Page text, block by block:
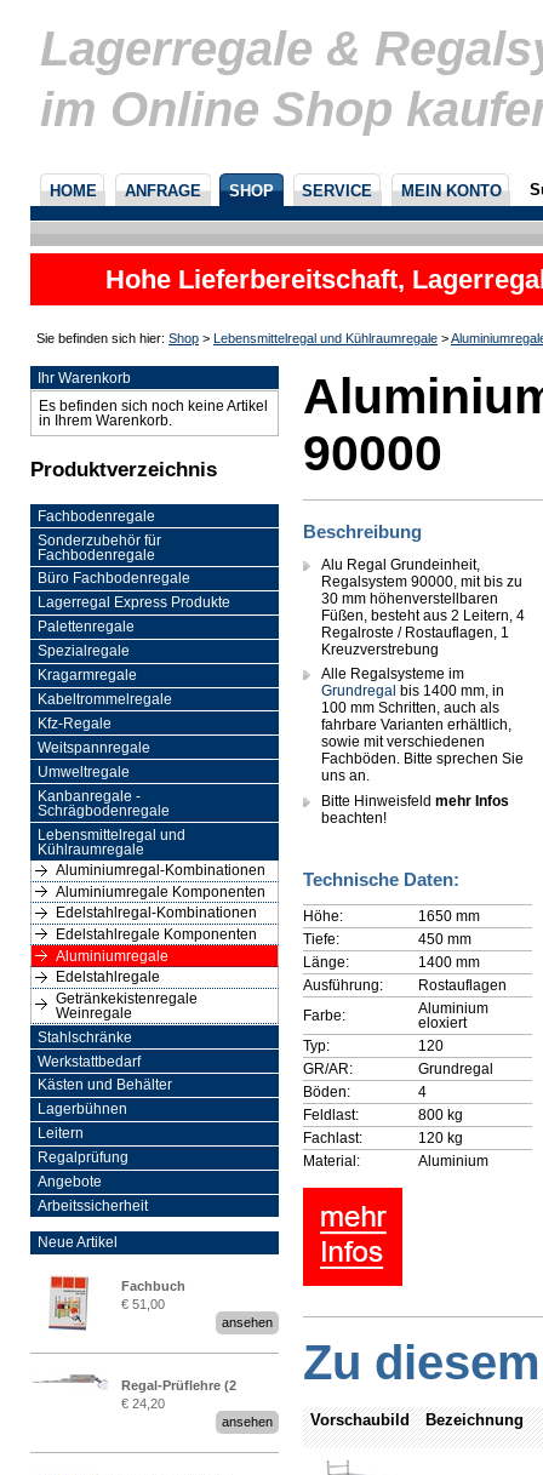
Lagerregale &
im Online Shop
HOME ANFRAGE SHOP SERVICE MEIN KONTO
Hohe Lieferbereitschaft,
nicht
Sie befinden sich hier: Shop > Lebensmittelregal und Kühlraumregale >
Ihr Warenkorb
Es befinden sich noch keine Artikel
in Ihrem Warenkorb.
Produktverzeichnis
Fachbodenregale
Sonderzubehör für
Fachbodenregale
Büro Fachbodenregale
Lagerregal Express Produkte
Palettenregale
Spezialregale
Kragarmregale
Kabeltrommelregale
Kfz-Regale
Weitspannregale
Umweltregale
Kanbanregale -
Schrägbodenregale
Lebensmittelregal und
Kühlraumregale
Aluminiumregal-Kombinationen
Aluminiumregale Komponenten
Edelstahlregal-Kombinationen
Edelstahlregale Komponenten
Aluminiumregale
Edelstahlregale
Getränkekistenregale
Weinregale
Stahlschränke
Werkstattbedarf
Kästen und Behälter
Lagerbühnen
Leitern
Regalprüfung
Angebote
Arbeitssicherheit
Neue Artikel
Fachbuch
„Regalprüfung nach DIN
€ 51,00
ansehen
Regal-Prüflehre (2
Stück)
€ 24,20
ansehen
90000
Beschreibung
Alu Regal Grundeinheit,
Regalsystem 90000, mit bis zu
30 mm höhenverstellbaren
Füßen, besteht aus 2 Leitern, 4
Regalroste / Rostauflagen, 1
Kreuzverstrebung
Alle Regalsysteme im
Grundregal bis 1400 mm, in
100 mm Schritten, auch als
fahrbare Varianten erhältlich,
sowie mit verschiedenen
Fachböden. Bitte sprechen Sie
uns an.
Bitte Hinweisfeld mehr Infos
beachten!
Technische Daten:
Höhe:
1650 mm
Tiefe:
450 mm
Länge:
1400 mm
Ausführung:
Rostauflagen
Farbe:
Aluminium
eloxiert
Typ:
120
GR/AR:
Grundregal
Böden:
4
Feldlast:
800 kg
Fachlast:
120 kg
Material:
Aluminium
Zu
Vorschaubild Bezeichnung